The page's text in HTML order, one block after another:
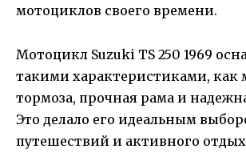
мотоциклов своего времени.
Мотоцикл Suzuki TS 250 1969
такими характеристиками,
тормоза, прочная рама и
Это делало его идеальным
путешествий и активного